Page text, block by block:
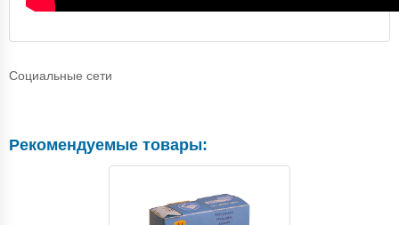
Социальные сети
Рекомендуемые товары: